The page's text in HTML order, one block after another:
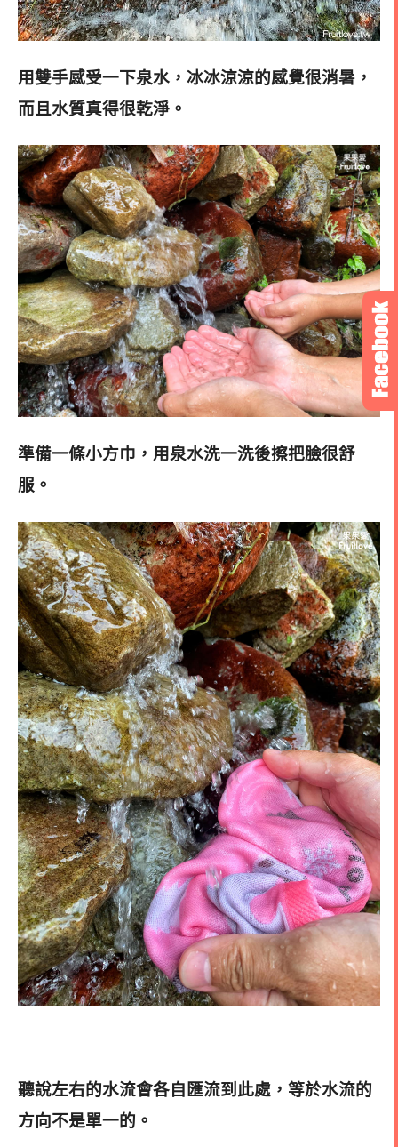
用雙手感受一下泉水， 冰冰涼涼的感覺很消暑，
而且水質真得很乾淨。
準備一條小方巾，用泉水洗一洗後擦把臉很舒
服。
聽說左右的水流會各自匯流到此處，等於水流的
方向不是單一的。